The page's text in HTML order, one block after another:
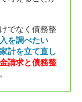
でなく債務整
を調べたい
計を立て直し
請求と債務整